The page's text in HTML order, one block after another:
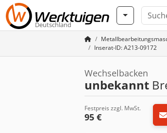
Deutschland
Inserat-ID: A213-09172
Wechselbacken
unbekannt
Festpreis zzgl. MwSt.
95 €